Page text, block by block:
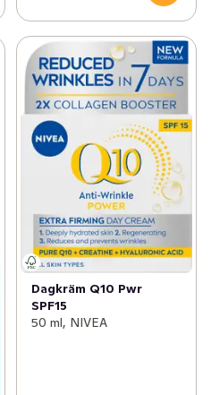
Dagkräm Q10 Pwr
SPF15
50 ml, NIVEA